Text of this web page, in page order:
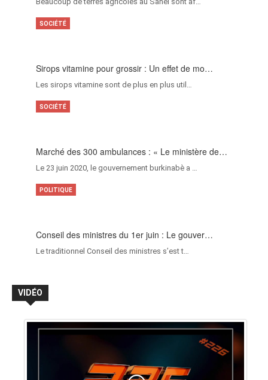
Sirops vitamine pour grossir : Un effet de mo…
Les sirops vitamine sont de plus en plus util…
SOCIÉTÉ
Marché des 300 ambulances : « Le ministère de…
Le 23 juin 2020, le gouvernement burkinabè a …
SOCIÉTÉ
Conseil des ministres du 1er juin : Le gouver…
Le traditionnel Conseil des ministres s’est t…
POLITIQUE
VIDÉO